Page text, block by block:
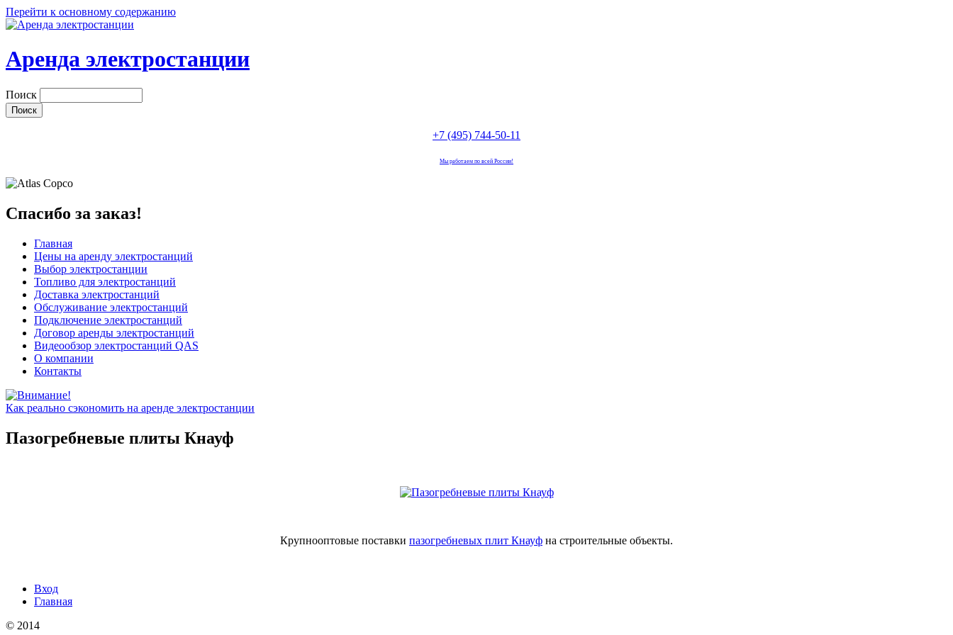
Перейти к основному содержанию
Аренда электростанции
Поиск
+7 (495) 744-50-11
Мы работаем по всей России!
Спасибо за заказ!
Главная
Цены на аренду электростанций
Выбор электростанции
Топливо для электростанций
Доставка электростанций
Обслуживание электростанций
Подключение электростанций
Договор аренды электростанций
Видеообзор электростанций QAS
О компании
Контакты
Как реально сэкономить на аренде электростанции
Пазогребневые плиты Кнауф
Крупнооптовые поставки пазогребневых плит Кнауф на строительные объекты.
Вход
Главная
© 2014